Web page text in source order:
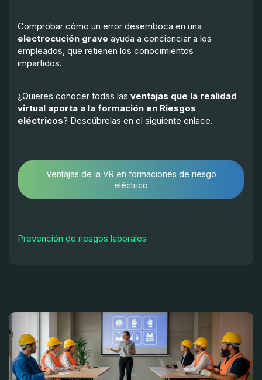
Comprobar cómo un error desemboca en una
electrocución grave ayuda a concienciar a los
empleados, que retienen los conocimientos
impartidos.
¿Quieres conocer todas las ventajas que la realidad
virtual aporta a la formación en Riesgos
eléctricos? Descúbrelas en el siguiente enlace.
Ventajas de la VR en formaciones de riesgo
eléctrico
Prevención de riesgos laborales